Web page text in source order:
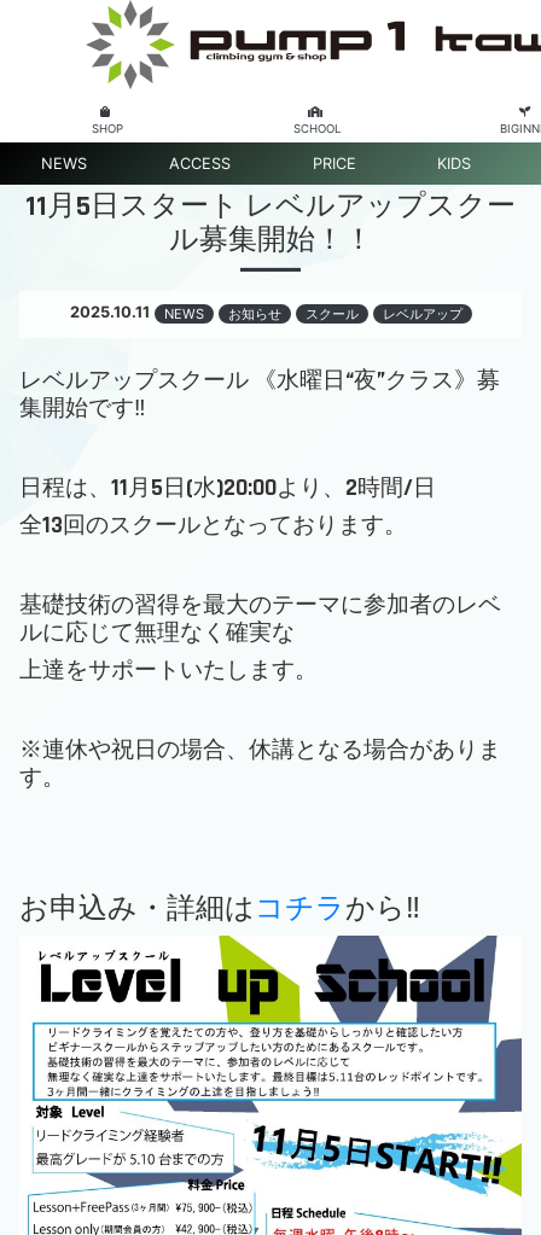
SHOP SCHOOL
NEWS ACCESS PRICE KIDS
11月5日スタート レベルアップスクー
ル募集開始！！
2025.10.11 NEWS お知らせ スクール レベルアップ
レベルアップスクール 《水曜日“夜”クラス》募
集開始です‼
日程は、11月5日(水)20:00より、2時間/日
全13回のスクールとなっております。
基礎技術の習得を最大のテーマに参加者のレベ
ルに応じて無理なく確実な
上達をサポートいたします。
※連休や祝日の場合、休講となる場合がありま
す。
お申込み・詳細は コチラから‼